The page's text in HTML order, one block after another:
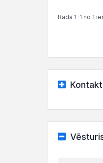
Rāda 1–1 no 1